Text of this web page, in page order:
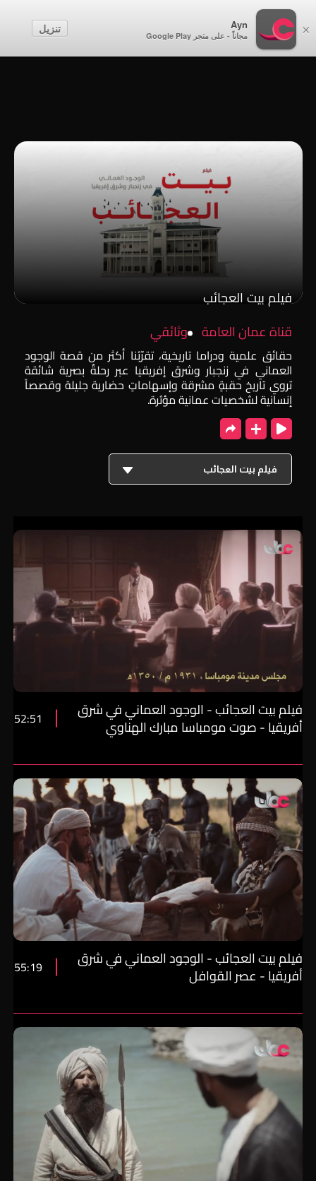
×
Ayn
مجاناً - على متجر Google Play
تنزيل
إنشاء حساب
فيلم بيت العجائب
قناة عمان العامة
وثائقي
حقائق علمية ودراما تاريخية، تقرّبُنا أكثر من قصة الوجود
العماني في زنجبار وشرق إفريقيا عبر ‏رحلةٌ بصرية شائقة
تروي تاريخ حقبةٍ مشرقة وإسهاماتٍ حضارية جليلة وقصصاً
إنسانية لشخصيات عمانية مؤثرة.
فيلم بيت العجائب
فيلم بيت العجائب - الوجود العماني في شرق
أفريقيا - صوت مومباسا مبارك الهناوي 52:51
فيلم بيت العجائب - الوجود العماني في شرق
أفريقيا - عصر القوافل 55:19